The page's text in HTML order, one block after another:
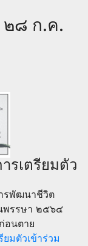
๘ ก.ค.
รเตรียมตัว
รพัฒนาชีวิต
พรรษา ๒๕๖๔
อนตาย
มตัวเข้าร่วม